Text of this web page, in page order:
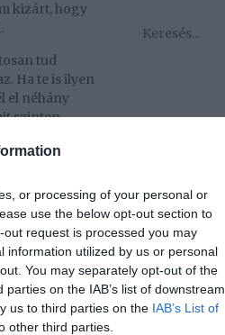
or processing of your personal or
use the below opt-out section to
request is processed you may
information utilized by us or personal
You may separately opt-out of the
on the IAB’s list of downstream
us to third parties on the IAB’s List of
other third parties.
kizárt, hogy
tud
Ha te is ilyen
el néhány
szinten
nagyobb,
egy
lábra, a
a
szívja a